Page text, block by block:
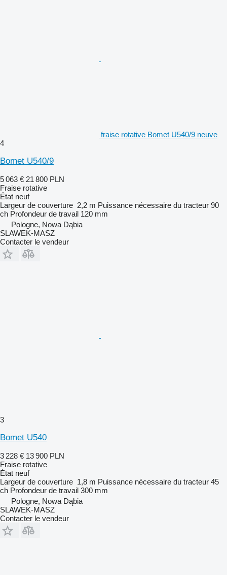
fraise rotative Bomet U540/9 neuve
4
Bomet U540/9
5 063 € 21 800 PLN
Fraise rotative
État neuf
Largeur de couverture 2,2 m Puissance nécessaire du tracteur 90
ch Profondeur de travail 120 mm
Pologne, Nowa Dąbia
SLAWEK-MASZ
Contacter le vendeur
3
Bomet U540
3 228 € 13 900 PLN
Fraise rotative
État neuf
Largeur de couverture 1,8 m Puissance nécessaire du tracteur 45
ch Profondeur de travail 300 mm
Pologne, Nowa Dąbia
SLAWEK-MASZ
Contacter le vendeur